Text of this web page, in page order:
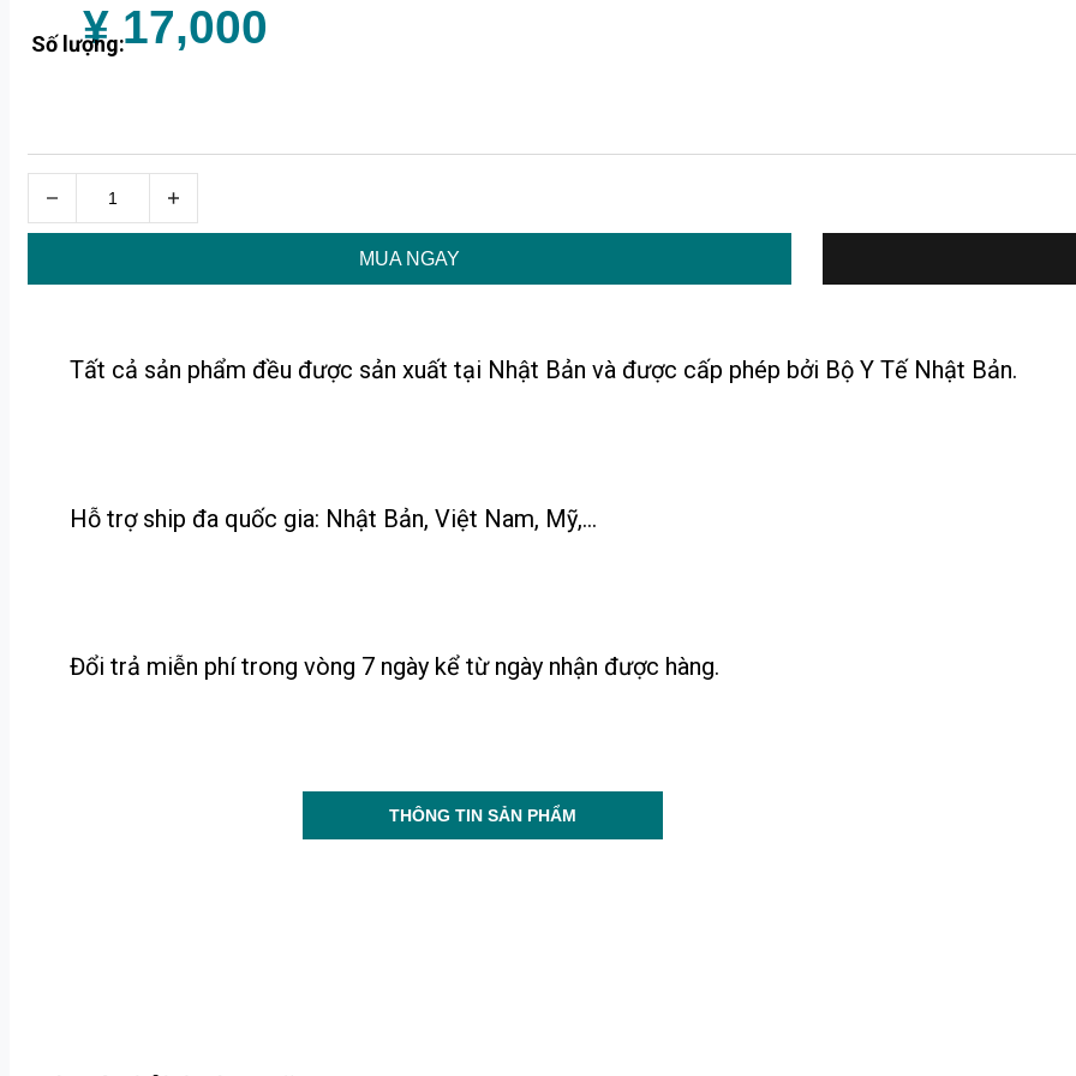
THÔNG TIN SẢN PHẨM
MUA NGAY
Hỗ trợ ship đa quốc gia: Nhật Bản, Việt Nam, Mỹ,...
Đổi trả miễn phí trong vòng 7 ngày kể từ ngày nhận được hàng.
¥ 17,000
Tất cả sản phẩm đều được sản xuất tại Nhật Bản và được cấp phép bởi Bộ Y Tế Nhật Bản.
Số lượng: